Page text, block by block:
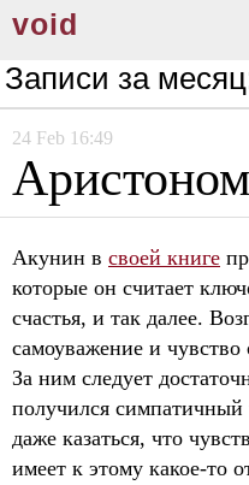
void
Записи за
24 Feb 16:49
Акунин в своей книге
которые он считает
счастья, и так далее.
самоуважение и чувство
За ним следует
получился симпатичный
даже казаться, что
имеет к этому какое-то